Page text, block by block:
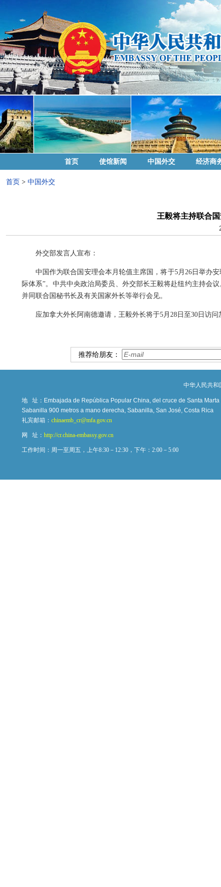
首页 使馆新闻 中国外交 经济商
首页 > 中国外交
王毅将主持联合
外交部发言人宣布：
中国作为联合国安理会本月轮值主席国，将于5月26日举办
际体系”。中共中央政治局委员、外交部长王毅将赴纽约主持会
并同联合国秘书长及有关国家外长等举行会见。
应加拿大外长阿南德邀请，王毅外长将于5月28日至30日访问
推荐给朋友：
中华人民共和
地 址： Embajada de República Popular China, del cruce de Santa
Sabanilla 900 metros a mano derecha, Sabanilla, San José, Costa Rica
礼宾邮箱： chinaemb_cr@mfa.gov.cn
网 址： http://cr.china-embassy.gov.cn
工作时间：周一至周五，上午8:30－12:30，下午：2:00－5:00